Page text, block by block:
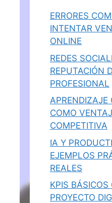
ERRORES
INTENTAR
ONLINE
REDES
REPUTACIÓN
PROFESIONAL
APRENDIZAJE
COMO
COMPETITIVA
IA Y
EJEMPLOS
REALES
KPIS BÁSICOS
PROYECTO